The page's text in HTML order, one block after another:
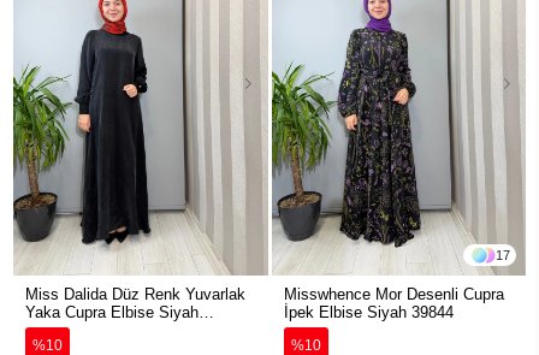
Miss Dalida Düz Renk Yuvarlak
Yaka Cupra Elbise Siyah
2264304
%10
17
Misswhence Mor Desenli Cupra
İpek Elbise Siyah 39844
%10